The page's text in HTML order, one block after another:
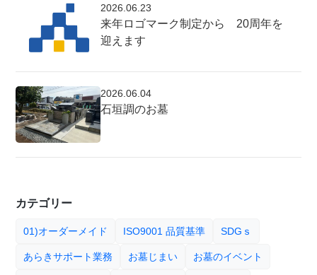
2026.06.23
来年ロゴマーク制定から 20周年を
迎えます
2026.06.04
石垣調のお墓
カテゴリー
01)オーダーメイド ISO9001 品質基準 SDGｓ
あらきサポート業務 お墓じまい お墓のイベント